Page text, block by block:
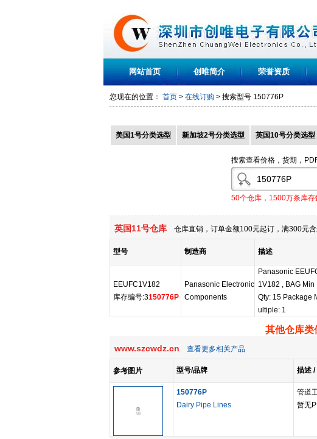
网站首页 创唯简介 荣誉资质
您现在的位置： 首页 > 在线订购 > 搜索型号 150776P
美国1号分类选型 新加坡2号分类选型 英国10号分类选型
搜索查看价格，货期，
50个仓库，1500万条库存
英国11号仓库 仓库直销，订单金额100元起订，满300元
型号 制造商 描述
EEUFC1V182
库存编号:3150776P
Panasonic Electronic
Components
Panasonic
1V182 , BAG Min
Qty: 15 Package
ultiple: 1
其他仓库类
www.szcwdz.cn 查看更多相关产品
参考图片 型号/品牌 描述 /
150776P
Dairy Pipe Lines
管道
暂无